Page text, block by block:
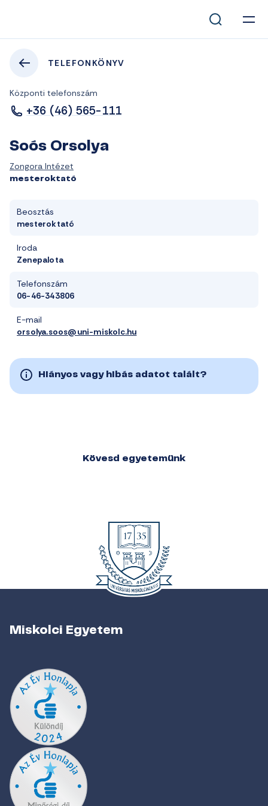
TELEFONKÖNYV
Központi telefonszám
+36 (46) 565-111
Soós Orsolya
Zongora Intézet
mesteroktató
Beosztás
mesteroktató
Iroda
Zenepalota
Telefonszám
06-46-343806
E-mail
orsolya.soos@uni-miskolc.hu
Hiányos vagy hibás adatot talált?
Kövesd egyetemünk
Miskolci Egyetem